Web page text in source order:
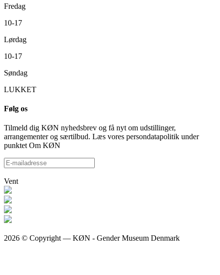
Fredag
10-17
Lørdag
10-17
Søndag
LUKKET
Følg os
Tilmeld dig KØN nyhedsbrev og få nyt om udstillinger,
arrangementer og særtilbud. Læs vores persondatapolitik under
punktet Om KØN
Vent
2026 © Copyright — KØN - Gender Museum Denmark